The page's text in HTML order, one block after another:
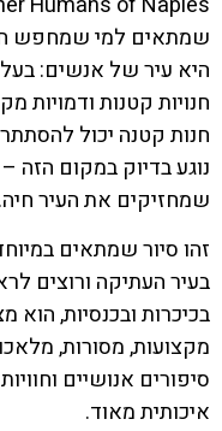
היא עיר של אנשים:
חנויות קטנות ודמויות
חנות קטנה יכול
נוגע בדיוק במקום
שמחזיקים את העיר חיה.
זהו סיור שמתאים
בעיר העתיקה ורוצים
מקצועות, מסורות,
סיפורים אנושיים
איכותית מאוד.